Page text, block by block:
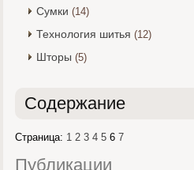
Сумки (14)
Технология шитья (12)
Шторы (5)
Содержание
Страница: 1 2 3 4 5 67
Публикации